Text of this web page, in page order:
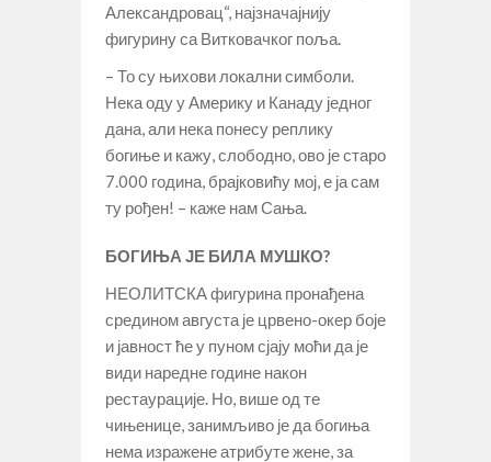
Александровац“, најзначајнију
фигурину са Витковачког поља.
– То су њихови локални симболи.
Нека оду у Америку и Канаду једног
дана, али нека понесу реплику
богиње и кажу, слободно, ово је старо
7.000 година, брајковићу мој, е ја сам
ту рођен! – каже нам Сања.
БОГИЊА ЈЕ БИЛА МУШКО?
НЕОЛИТСКА фигурина пронађена
средином августа је црвено-окер боје
и јавност ће у пуном сјају моћи да је
види наредне године након
рестаурације. Но, више од те
чињенице, занимљиво је да богиња
нема изражене атрибуте жене, за